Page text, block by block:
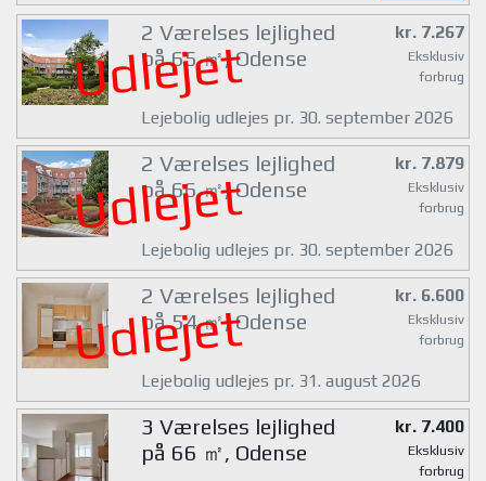
Udlejet
2 Værelses lejlighed
på 65 ㎡, Odense
kr. 7.267
Eksklusiv
forbrug
Lejebolig udlejes pr. 30. september 2026
Udlejet
2 Værelses lejlighed
på 66 ㎡, Odense
kr. 7.879
Eksklusiv
forbrug
Lejebolig udlejes pr. 30. september 2026
Udlejet
2 Værelses lejlighed
på 54 ㎡, Odense
kr. 6.600
Eksklusiv
forbrug
Lejebolig udlejes pr. 31. august 2026
3 Værelses lejlighed
på 66 ㎡, Odense
kr. 7.400
Eksklusiv
forbrug